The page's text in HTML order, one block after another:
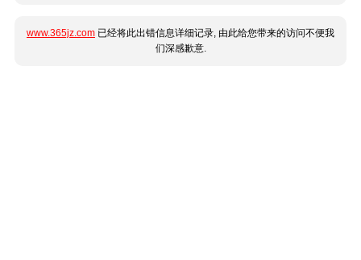
www.365jz.com 已经将此出错信息详细记录, 由此给您带来的访问不便我
们深感歉意.